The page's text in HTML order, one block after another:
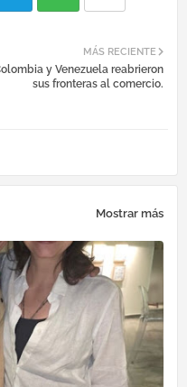
egr atsa
MÁS RECIENTE
y Venezuela reabrieron
sus fronteras al comercio.
Mostrar más